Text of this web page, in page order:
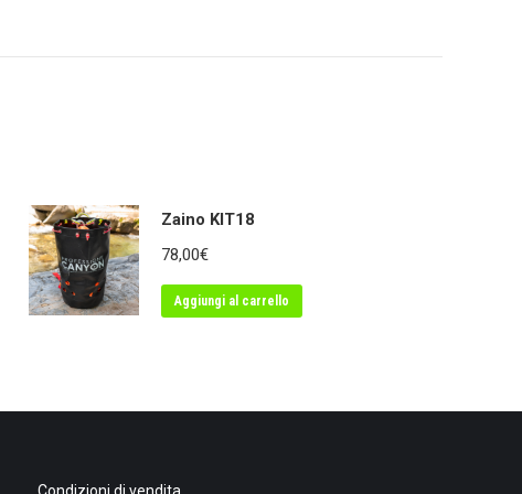
Zaino KIT18
78,00€
Aggiungi al carrello
Condizioni di vendita